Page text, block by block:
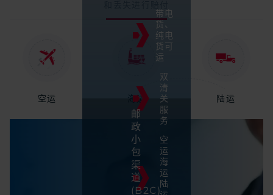
空运 海运 陆运
带电
货、
纯电
货可
运
双
清
关
服
务
空
运
海
运
陆
邮
政
小
包
渠
道
(B2C)